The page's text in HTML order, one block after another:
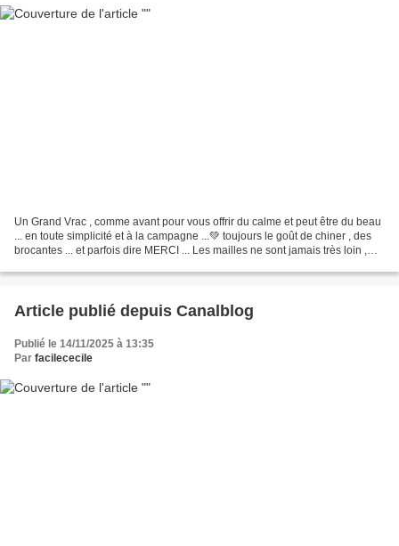
Un Grand Vrac , comme avant pour vous offrir du calme et peut être du beau
... en toute simplicité et à la campagne ...💚 toujours le goût de chiner , des
brocantes ... et parfois dire MERCI ... Les mailles ne sont jamais très loin ,
Article publié depuis Canalblog
Publié le 14/11/2025 à 13:35
Par facilececile